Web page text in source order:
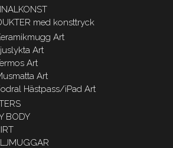
med konsttryck
Art
Art
Art
Art
Hästpass/iPad Art
BODY